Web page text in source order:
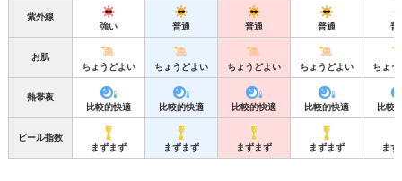
紫外線
強い
普通 普通 普通 普
お肌
ちょうどよい
ちょうどよい ちょうどよい ちょうどよい ちょう
熱帯夜
比較的快適
比較的快適 比較的快適 比較的快適 比較
ビール指数
まずまず
まずまず まずまず まずまず まず